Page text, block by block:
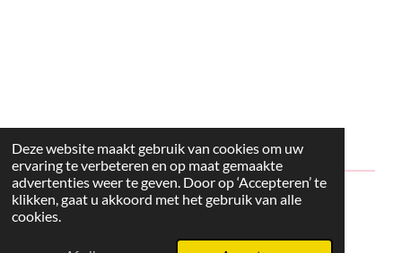
Deze website maakt gebruik van cookies om uw
ervaring te verbeteren en op maat gemaakte
advertenties weer te geven. Door op ‘Accepteren’ te
klikken, gaat u akkoord met het gebruik van alle
cookies.
© 2024 - 2026 Style2Maria